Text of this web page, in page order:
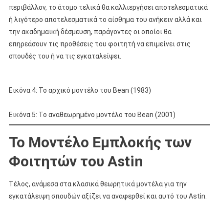
περιβάλλον, το άτομο τελικά θα καλλιεργήσει αποτελεσματικά
ή λιγότερο αποτελεσματικά το αίσθημα του ανήκειν αλλά και
την ακαδημαϊκή δέσμευση, παράγοντες οι οποίοι θα
επηρεάσουν τις προθέσεις του φοιτητή να επιμείνει στις
σπουδές του ή να τις εγκαταλείψει.
Εικόνα 4: Το αρχικό μοντέλο του Bean (1983)
Εικόνα 5: Το αναθεωρημένο μοντέλο του Bean (2001)
To Μοντέλο Εμπλοκής των
Φοιτητών του Astin
Τέλος, ανάμεσα στα κλασικά θεωρητικά μοντέλα για την
εγκατάλειψη σπουδών αξίζει να αναφερθεί και αυτό του Astin.